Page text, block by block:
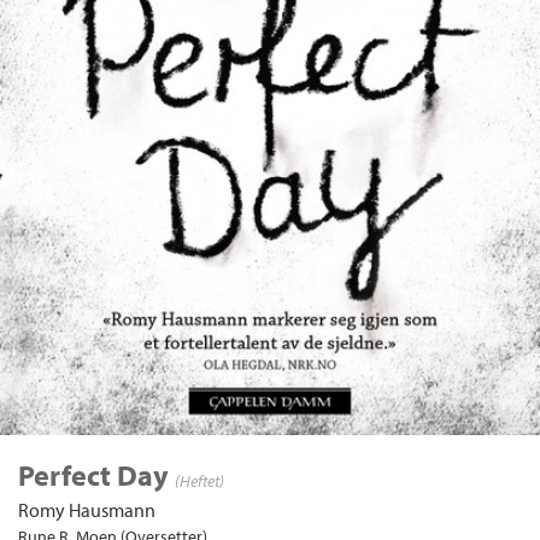
Perfect Day (Heftet)
Romy Hausmann